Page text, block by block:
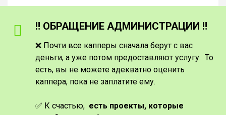
‼️ ОБРАЩЕНИЕ АДМИНИСТРАЦИИ ‼️
❌ Почти все капперы сначала берут с вас
деньги, а уже потом предоставляют услугу. То
есть, вы не можете адекватно оценить
каппера, пока не заплатите ему.
✅ К счастью, есть проекты, которые